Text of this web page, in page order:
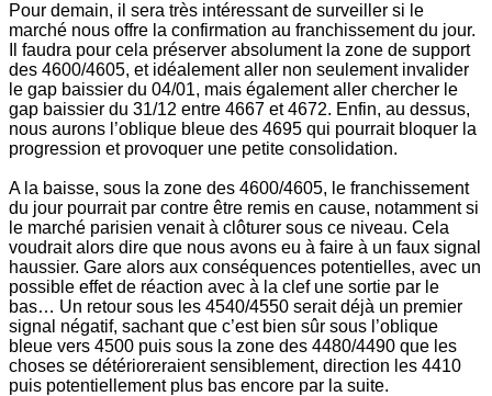
Pour demain, il sera très intéressant de surveiller si le
marché nous offre la confirmation au franchissement du jour.
Il faudra pour cela préserver absolument la zone de support
des 4600/4605, et idéalement aller non seulement invalider
le gap baissier du 04/01, mais également aller chercher le
gap baissier du 31/12 entre 4667 et 4672. Enfin, au dessus,
nous aurons l’oblique bleue des 4695 qui pourrait bloquer la
progression et provoquer une petite consolidation.
A la baisse, sous la zone des 4600/4605, le franchissement
du jour pourrait par contre être remis en cause, notamment si
le marché parisien venait à clôturer sous ce niveau. Cela
voudrait alors dire que nous avons eu à faire à un faux signal
haussier. Gare alors aux conséquences potentielles, avec un
possible effet de réaction avec à la clef une sortie par le
bas… Un retour sous les 4540/4550 serait déjà un premier
signal négatif, sachant que c’est bien sûr sous l’oblique
bleue vers 4500 puis sous la zone des 4480/4490 que les
choses se détérioreraient sensiblement, direction les 4410
puis potentiellement plus bas encore par la suite.